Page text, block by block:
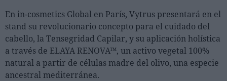
Perfumería
Salud
Moda
En in-cosmetics Global en París, Vytrus presentará en el
stand su revolucionario concepto para el cuidado del
cabello, la Tensegridad Capilar, y su aplicación holística
a través de ELAYA RENOVA™, un activo vegetal 100%
natural a partir de células madre del olivo, una especie
ancestral mediterránea.